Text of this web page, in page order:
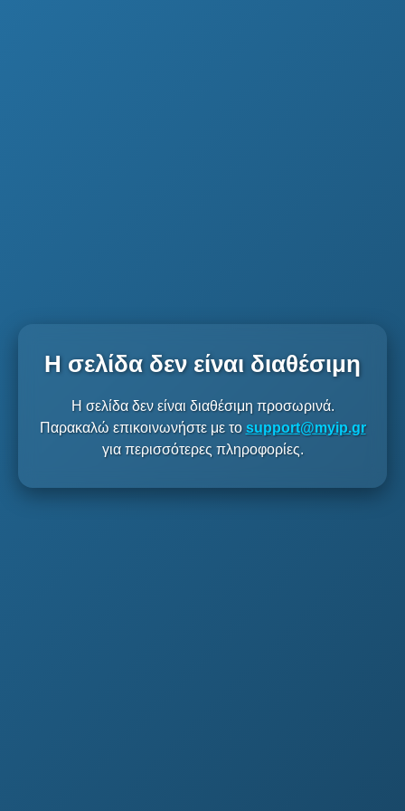
Η σελίδα δεν είναι διαθέσιμη
Η σελίδα δεν είναι διαθέσιμη προσωρινά.
Παρακαλώ επικοινωνήστε με το support@myip.gr
για περισσότερες πληροφορίες.